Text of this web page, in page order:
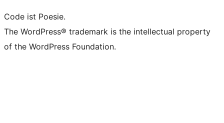
Code ist Poesie.
The WordPress® trademark is the intellectual property
of the WordPress Foundation.